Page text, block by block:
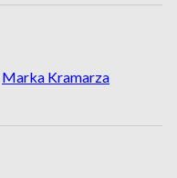
Marka Kramarza